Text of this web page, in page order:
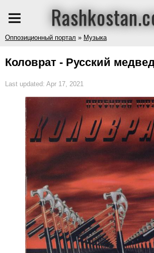
Оппозиционный портал » Музыка
Коловрат - Русский
Last updated: Apr 17, 2021